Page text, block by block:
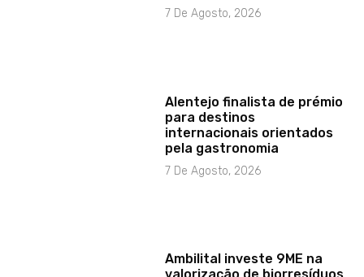
7 De Agosto, 2026
Alentejo finalista de prémio
para destinos
internacionais orientados
pela gastronomia
7 De Agosto, 2026
Ambilital investe 9ME na